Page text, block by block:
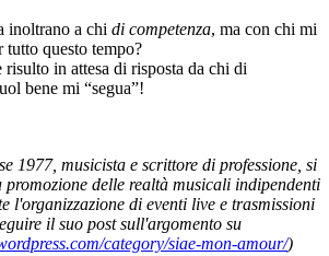
inoltrano a chi di competenza, ma con chi mi
tutto questo tempo?
risulto in attesa di risposta da chi di
bene mi “segua”!
1977, musicista e scrittore di professione, si
delle realtà musicali indipendenti
l'organizzazione di eventi live e trasmissioni
il suo post sull'argomento su
category/siae-mon-amour/)